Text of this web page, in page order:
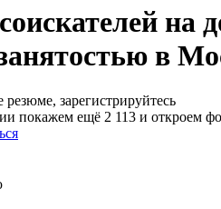
на
в
резюме, зарегистрируйтесь
покажем ещё 2 113 и откроем